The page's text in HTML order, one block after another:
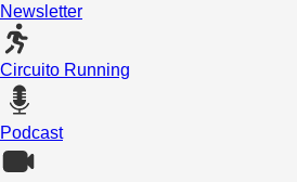
Newsletter
Circuito Running
Podcast